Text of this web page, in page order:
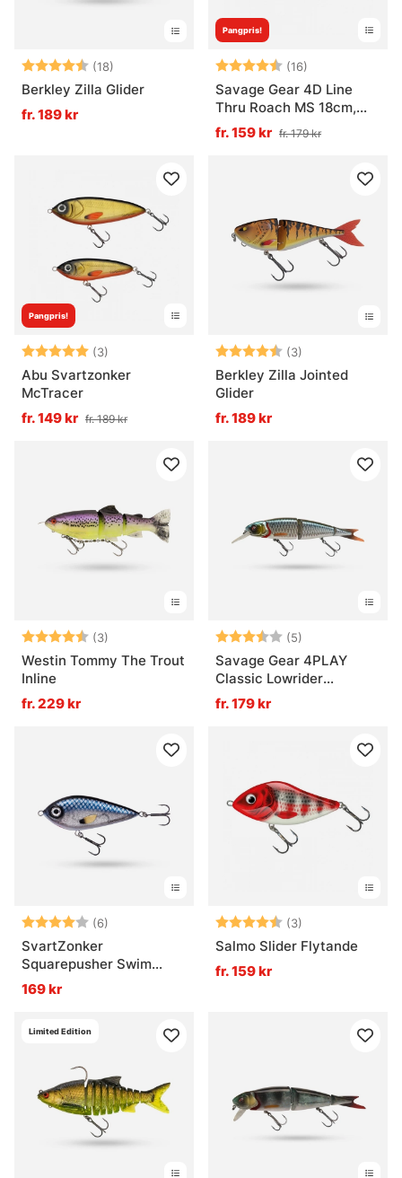
Betyg: (18)
4.7 utav 5 stjärnor
Berkley Zilla Glider
fr. 189 kr
Pangpris!
Betyg: (16)
Savage Gear 4D Line
Thru Roach MS 18cm,
86g
fr. 159 kr fr. 179 kr
Pangpris!
Betyg: (3)
5.0 utav 5 stjärnor
Abu Svartzonker
McTracer
fr. 149 kr fr. 189 kr
Betyg: (3)
Berkley Zilla Jointed
Glider
fr. 189 kr
Betyg: (3)
4.7 utav 5 stjärnor
Westin Tommy The Trout
Inline
fr. 229 kr
Betyg: (5)
Savage Gear 4PLAY
Classic Lowrider
Suspending
fr. 179 kr
Betyg: (6)
4.0 utav 5 stjärnor
SvartZonker
Squarepusher Swim
12,5cm, 73g
169 kr
Betyg: (3)
Salmo Slider Flytande
fr. 159 kr
Limited Edition